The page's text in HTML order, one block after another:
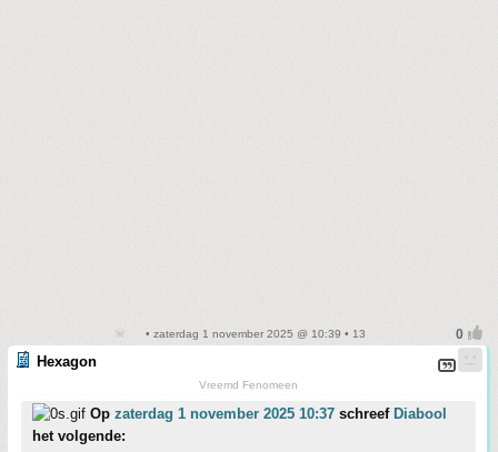
• zaterdag 1 november 2025 @ 10:39 • 13
Hexagon
Vreemd Fenomeen
Op zaterdag 1 november 2025 10:37 schreef Diabool
het volgende: